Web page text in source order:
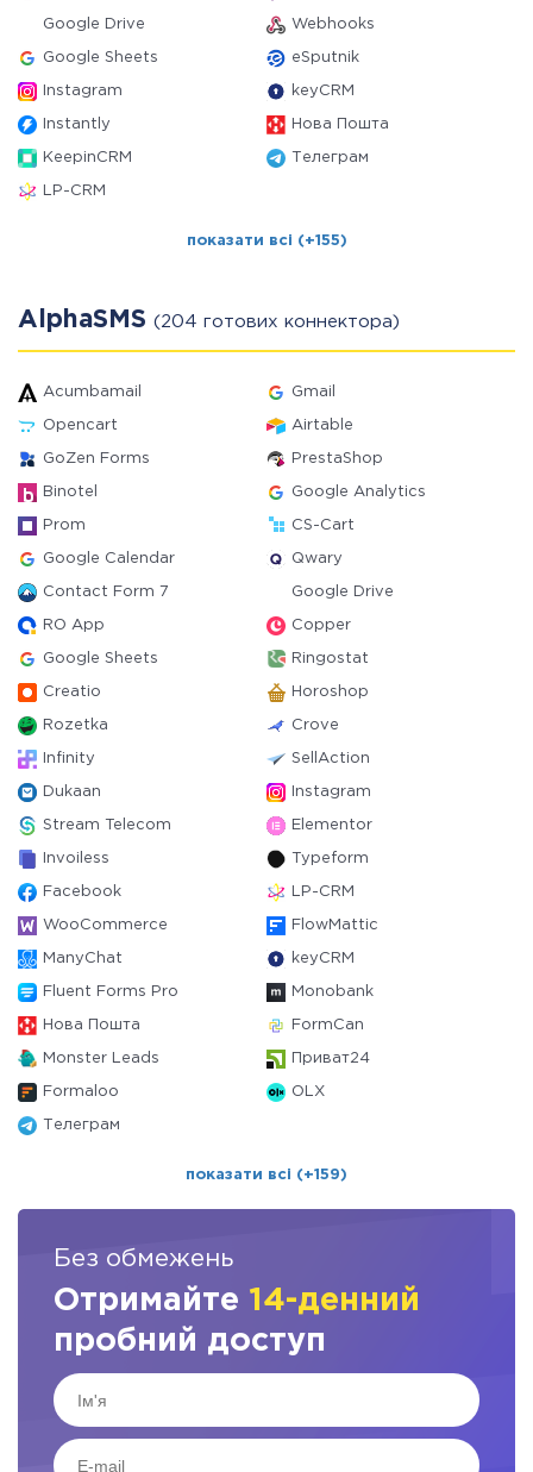
Google Drive Webhooks
Google Sheets eSputnik
Instagram keyCRM
Instantly Нова Пошта
KeepinCRM Телеграм
LP-CRM
показати всі (+155)
AlphaSMS (204 готових коннектора)
Acumbamail Gmail
Opencart Airtable
GoZen Forms PrestaShop
Binotel Google Analytics
Prom CS-Cart
Google Calendar Qwary
Contact Form 7 Google Drive
RO App Copper
Google Sheets Ringostat
Creatio Horoshop
Rozetka Crove
Infinity SellAction
Dukaan Instagram
Stream Telecom Elementor
Invoiless Typeform
Facebook LP-CRM
WooCommerce FlowMattic
ManyChat keyCRM
Fluent Forms Pro Monobank
Нова Пошта FormCan
Monster Leads Приват24
Formaloo OLX
Телеграм
показати всі (+159)
Без обмежень
Отримайте 14-денний
пробний доступ